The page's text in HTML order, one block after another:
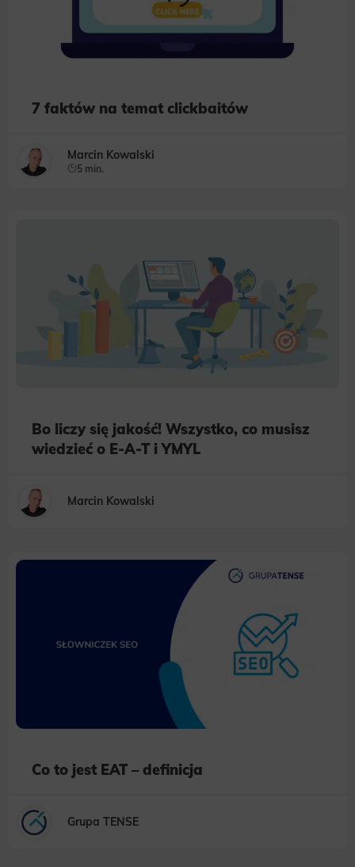
7 faktów na temat clickbaitów
Marcin Kowalski
5 min.
Bo liczy się jakość! Wszystko, co musisz
wiedzieć o E-A-T i YMYL
Marcin Kowalski
Co to jest EAT – definicja
Grupa TENSE